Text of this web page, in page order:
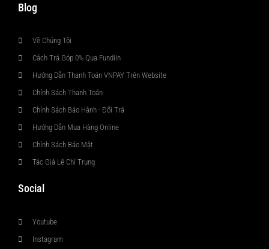
Blog
Về Chúng Tôi
Cách Trả Góp 0% Qua Fundiin
Hướng Dẫn Thanh Toán VNPAY Trên Website
Chính Sách Thanh Toán
Chính Sách Bảo Hành - Đổi Trả
Hướng Dẫn Mua Hàng Online
Chính Sách Bảo Mật
Tác Giả Lê Chí Trung
Social
Youtube
Instagram